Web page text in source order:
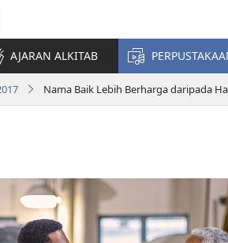
AJARAN ALKITAB
Nama Baik Lebih Berharga daripada